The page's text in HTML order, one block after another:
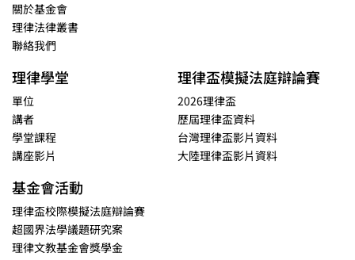
關於基金會
理律法律叢書
聯絡我們
理律學堂
單位
講者
學堂課程
講座影片
理律盃模擬法庭辯論賽
2026理律盃
歷屆理律盃資料
台灣理律盃影片資料
大陸理律盃影片資料
基金會活動
理律盃校際模擬法庭辯論賽
超國界法學議題研究案
理律文教基金會獎學金